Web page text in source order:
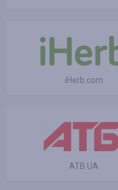
iHerb.com
ATB UA